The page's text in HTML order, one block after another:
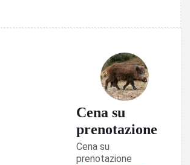
Cena su
prenotazione
Cena su
prenotazione